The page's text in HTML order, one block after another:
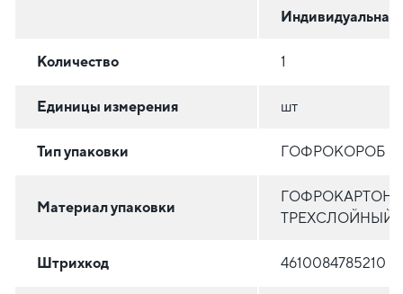
Индивидуальная
Количество 1
Единицы измерения шт
Тип упаковки ГОФРОКОРОБ
Материал упаковки
ГОФРОКАРТОН
ТРЕХСЛОЙНЫЙ
Штрихкод 4610084785210